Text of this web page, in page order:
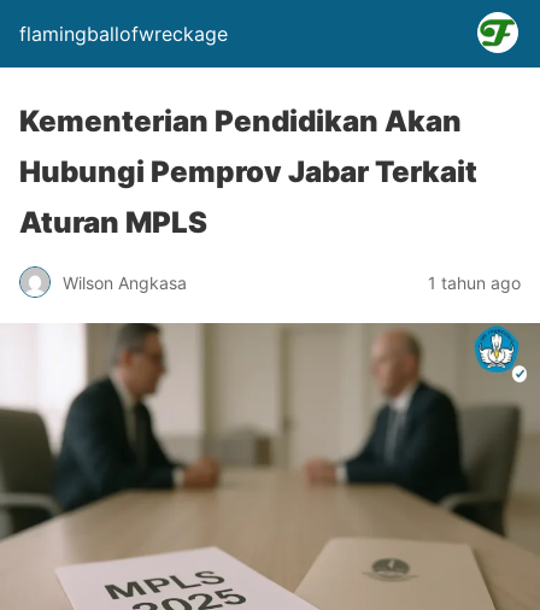
flamingballofwreckage
Kementerian Pendidikan Akan
Hubungi Pemprov Jabar Terkait
Aturan MPLS
Wilson Angkasa 1 tahun ago